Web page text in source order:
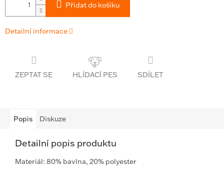
Přidat do košíku
Detailní informace
ZEPTAT SE SDÍLET
Popis Diskuze
Detailní popis produktu
Materiál: 80% bavlna, 20% polyester